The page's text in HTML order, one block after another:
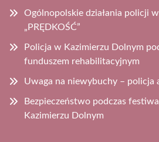
Ogólnopolskie działania policji
„PRĘDKOŚĆ”
Policja w Kazimierzu Dolnym
funduszem rehabilitacyjnym
Uwaga na niewybuchy – policja
Bezpieczeństwo podczas
Kazimierzu Dolnym